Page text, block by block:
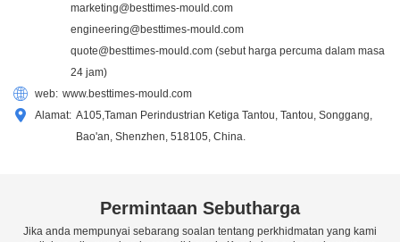
marketing@besttimes-mould.com
engineering@besttimes-mould.com
quote@besttimes-mould.com (sebut harga percuma dalam masa
24 jam)
web: www.besttimes-mould.com
Alamat: A105,Taman Perindustrian Ketiga Tantou, Tantou, Songgang,
Bao'an, Shenzhen, 518105, China.
Permintaan Sebutharga
Jika anda mempunyai sebarang soalan tentang perkhidmatan yang kami